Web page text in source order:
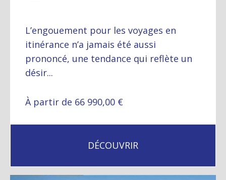
L’engouement pour les voyages en
itinérance n’a jamais été aussi
prononcé, une tendance qui reflète un
désir...
À partir de 66 990,00 €
DÉCOUVRIR